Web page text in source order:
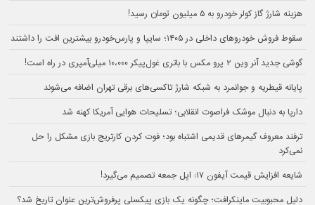
هزینه شارژ گاز کولر خودرو به ۵ میلیون تومان رسید!
سقوط فروش خودروهای داخلی در ۱۴۰۵؛ سایپا و پارس‌خودرو بیشترین افت را داشتند
گوشی جدید آنر وین ۲ پرو مکس با باتری غول‌پیکر ۱۰،۰۰۰ میلی‌آمپری در راه است!
پایانه قیطریه و جوانمرد به شبکه شارژ تاکسی‌های برقی تهران اضافه می‌شوند
دارپا به دنبال موشک فراصوت انقلابی؛ تسلیحات هوایی آمریکا کهنه شد
ترفند معروف گیمرهای قدیمی اشتباه بود؛ فوت کردن کارتریج بازی مشکل را حل
نمی‌کرد
شایعه افزایش قیمت آیفون ۱۷: اپل جمعه تصمیم می‌گیرد!
دلیل محبوبیت ماینکرافت؛ چگونه یک بازی پیکسلی پرفروش‌ترین عنوان تاریخ شد؟